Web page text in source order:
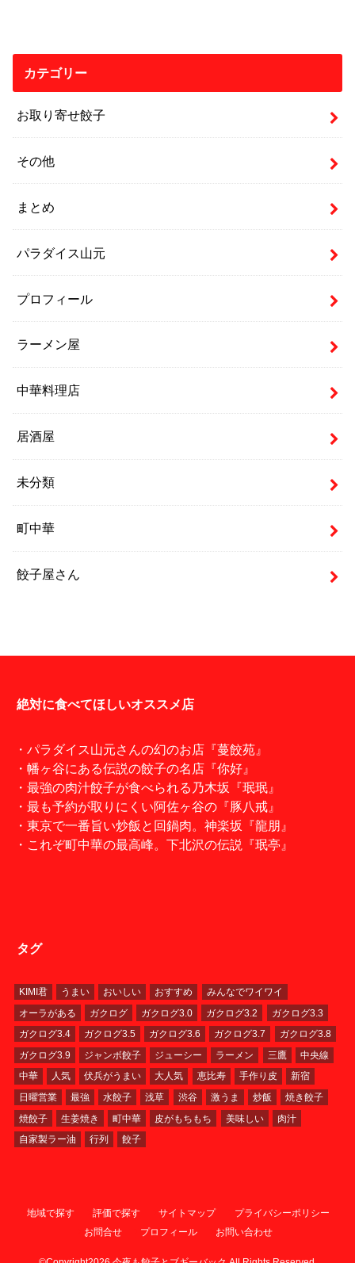
カテゴリー
お取り寄せ餃子
その他
まとめ
パラダイス山元
プロフィール
ラーメン屋
中華料理店
居酒屋
未分類
町中華
餃子屋さん
絶対に食べてほしいオススメ店
・パラダイス山元さんの幻のお店『蔓餃苑』
・幡ヶ谷にある伝説の餃子の名店『你好』
・最強の肉汁餃子が食べられる乃木坂『珉珉』
・最も予約が取りにくい阿佐ヶ谷の『豚八戒』
・東京で一番旨い炒飯と回鍋肉。神楽坂『龍朋』
・これぞ町中華の最高峰。下北沢の伝説『珉亭』
タグ
KIMI君 うまい おいしい おすすめ
みんなでワイワイ
オーラがある
ガクログ ガクログ3.0 ガクログ3.2
ガクログ3.3
ガクログ3.4
ガクログ3.5 ガクログ3.6 ガクログ3.7
ガクログ3.8
ガクログ3.9
ジャンボ餃子 ジューシー ラーメン 三鷹
中央線
中華
人気 伏兵がうまい 大人気 恵比寿 手作り皮
新宿
日曜営業
最強 水餃子 浅草 渋谷 激うま 炒飯
焼き餃子
焼餃子
生姜焼き 町中華 皮がもちもち 美味しい
肉汁
自家製ラー油
行列 餃子
地域で探す 評価で探す サイトマップ
プライバシーポリシー
お問合せ
プロフィール お問い合わせ